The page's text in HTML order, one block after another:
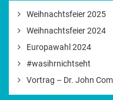
Weihnachtsfeier 2025
Weihnachtsfeier 2024
Europawahl 2024
#wasihrnichtseht
Vortrag – Dr. John